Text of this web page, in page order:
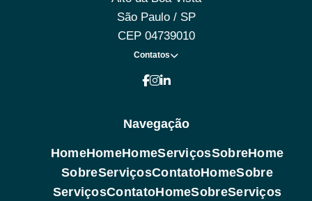
São Paulo / SP
CEP 04739010
Contatos
Navegação
HomeHomeHomeServiçosSobreHome
SobreServiçosContatoHomeSobre
ServiçosContatoHomeSobreServiços